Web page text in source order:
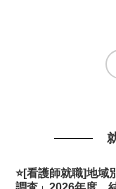
⭐[看護師就職]地域